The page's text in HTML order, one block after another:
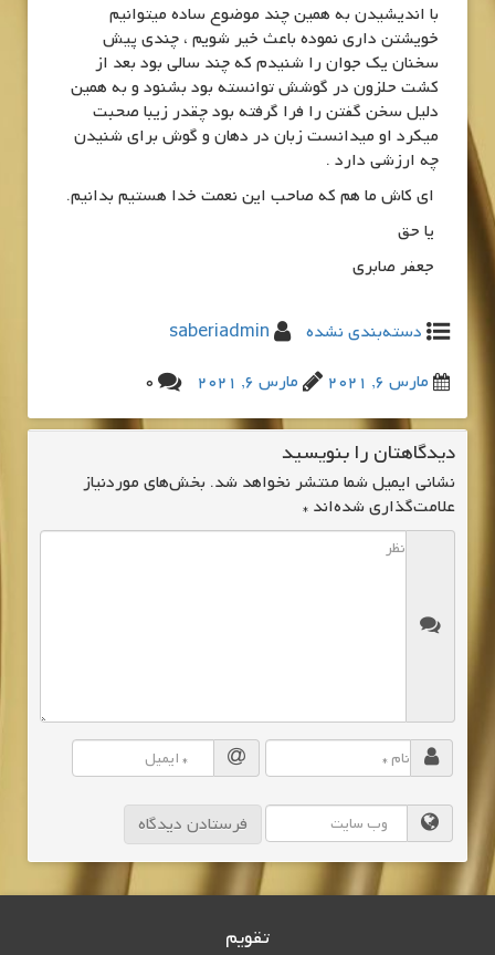
با اندیشیدن به همین چند موضوع ساده میتوانیم
خویشتن داری نموده باعث خیر شویم ، چندی پیش
سخنان یک جوان را شنیدم که چند سالی بود بعد از
کشت حلزون در گوشش توانسته بود بشنود و به همین
دلیل سخن گفتن را فرا گرفته بود چقدر زیبا صحبت
میکرد او میدانست زبان در دهان و گوش برای شنیدن
چه ارزشی دارد .
ای کاش ما هم که صاحب این نعمت خدا هستیم بدانیم.
یا حق
جعفر صابری
دسته‌بندی نشده
saberiadmin
مارس 6, 2021
مارس 6, 2021 0
دیدگاهتان را بنویسید
نشانی ایمیل شما منتشر نخواهد شد. بخش‌های موردنیاز
علامت‌گذاری شده‌اند *
تقویم